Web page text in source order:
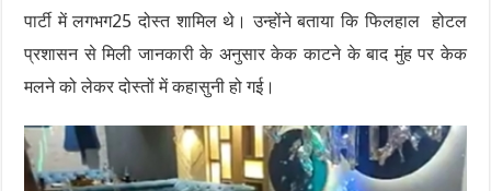
पार्टी में लगभग25 दोस्त शामिल थे। उन्होंने बताया कि फिलहाल होटल
प्रशासन से मिली जानकारी के अनुसार केक काटने के बाद मुंह पर केक
मलने को लेकर दोस्तों में कहासुनी हो गई।